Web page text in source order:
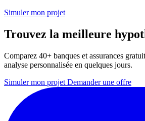
Simuler mon projet
Trouvez la meilleure
Comparez 40+ banques et assurances
analyse personnalisée en quelques jours.
Simuler mon projet Demander une offre